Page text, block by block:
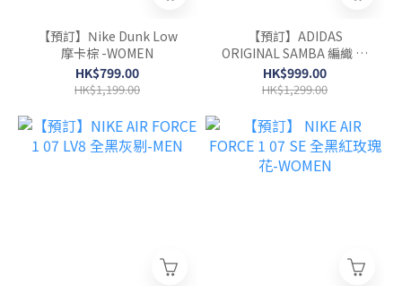
【預訂】Νike Dunk Low
摩卡棕 -WOMEN
HK$799.00
HK$1,199.00
【預訂】ADIDAS
ORIGINAL SAMBA 編織 奶
油棕-WOMEN
HK$999.00
HK$1,299.00